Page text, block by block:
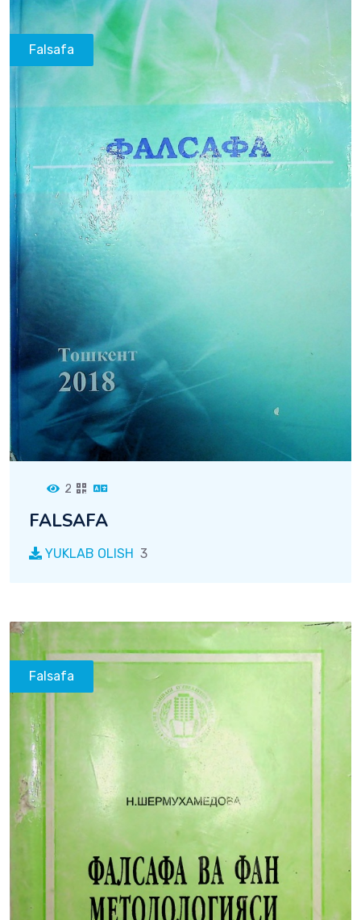
Falsafa
2
FALSAFA
YUKLAB OLISH 3
Falsafa